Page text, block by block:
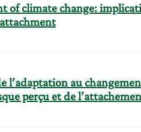
of climate change:
l’adaptation au
perçu et de